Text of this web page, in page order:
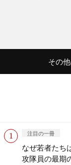
その
注目の一冊
なぜ若者た
攻隊員の最期